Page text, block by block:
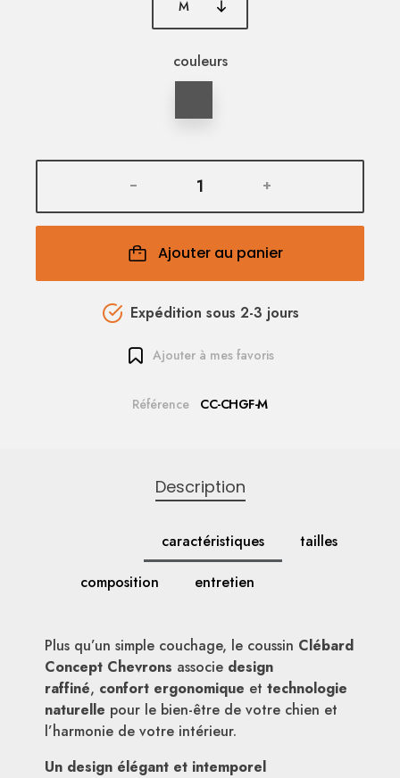
couleurs
- +
Ajouter au panier
Expédition sous 2-3 jours
Ajouter à mes favoris
Référence CC-CHGF-M
Description
caractéristiques
tailles
composition
entretien
Plus qu’un simple couchage, le coussin Clébard
Concept Chevrons associe design
raffiné, confort ergonomique et technologie
naturelle pour le bien-être de votre chien et
l’harmonie de votre intérieur.
Un design élégant et intemporel